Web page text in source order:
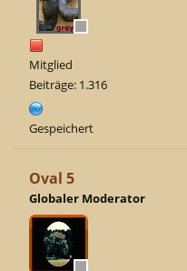
Mitglied
Beiträge: 1.316
Gespeichert
Oval 5
Globaler Moderator